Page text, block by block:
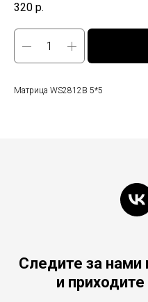
320 р.
Матрица WS2812B 5*5
Следите за нами
и